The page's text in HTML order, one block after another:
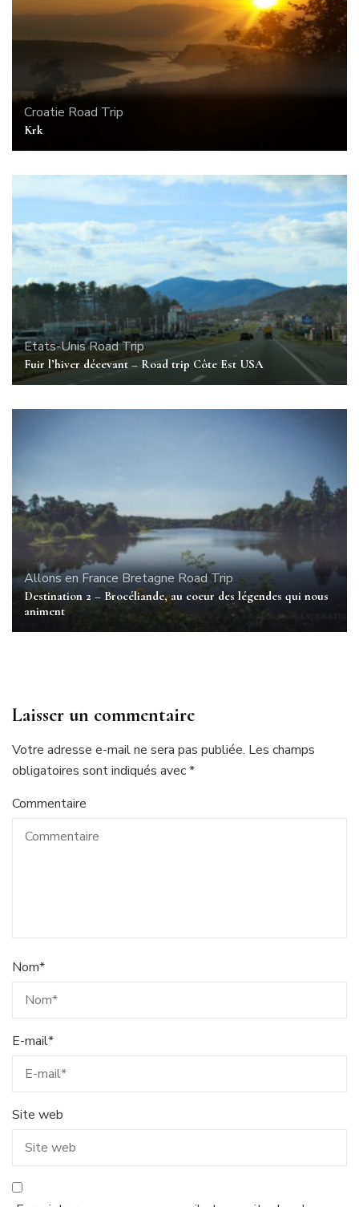
Croatie Road Trip
Krk
Etats-UnisRoad Trip
Fuir l’hiver décevant – Road trip Côte Est USA
Allons en France Bretagne Road Trip
Destination 2 – Brocéliande, au coeur des légendes qui nous
animent
Laisser un commentaire
Votre adresse e-mail ne sera pas publiée. Les champs
obligatoires sont indiqués avec*
Commentaire
Nom*
E-mail*
Site web